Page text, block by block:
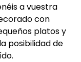
a vuestra
con
platos y
posibilidad de